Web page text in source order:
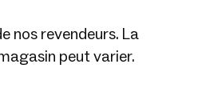
nos revendeurs. La
peut varier.